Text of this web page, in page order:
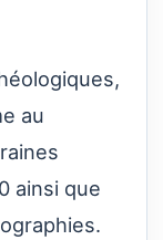
au
ainsi que